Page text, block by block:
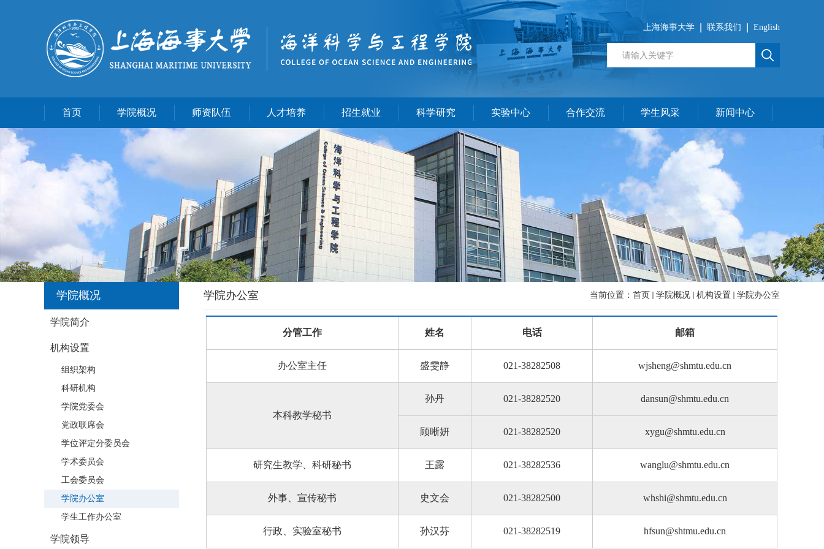
上海海事大学 联系我们 English
首页 学院概况 师资队伍 人才培养 招生就业 科学研究 实验中心 合作交流 学生风采 新闻中心
学院概况
学院简介
机构设置
组织架构
科研机构
学院党委会
党政联席会
学位评定分委员会
学术委员会
工会委员会
学院办公室
学生工作办公室
学院领导
学院办公室 当前位置： 首页 学院概况 机构设置 学院办公室
分管工作 姓名 电话 邮箱
办公室主任 盛雯静 021-38282508 wjsheng@shmtu.edu.cn
本科教学秘书
孙丹 021-38282520 dansun@shmtu.edu.cn
顾晰妍 021-38282520 xygu@shmtu.edu.cn
研究生教学、科研秘书 王露 021-38282536 wanglu@shmtu.edu.cn
外事、宣传秘书 史文会 021-38282500 whshi@shmtu.edu.cn
行政、实验室秘书 孙汉芬 021-38282519 hfsun@shtmu.edu.cn